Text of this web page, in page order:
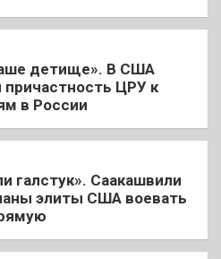
детище». В США
причастность ЦРУ к
в России
галстук». Саакашвили
элиты США воевать